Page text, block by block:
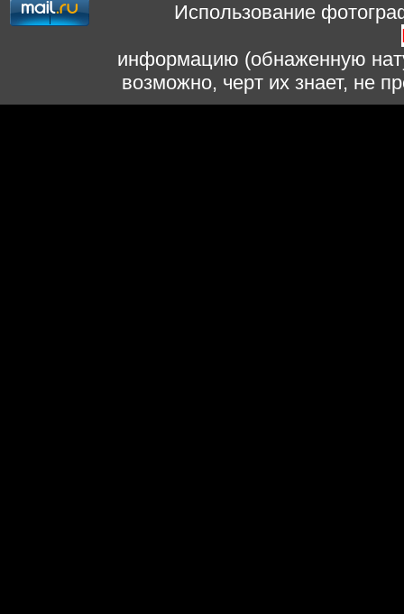
Использование
информацию (обнаженную
возможно, черт их знает, не